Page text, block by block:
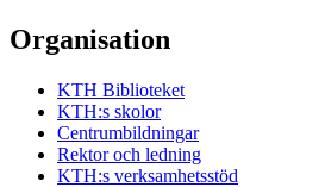
Organisation
KTH Biblioteket
KTH:s skolor
Centrumbildningar
Rektor och ledning
KTH:s verksamhetsstöd